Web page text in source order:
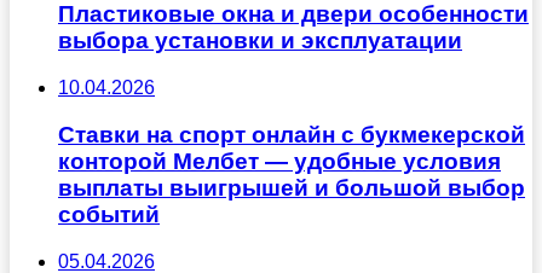
Пластиковые окна и двери особенности
выбора установки и эксплуатации
10.04.2026
Ставки на спорт онлайн с букмекерской
конторой Мелбет — удобные условия
выплаты выигрышей и большой выбор
событий
05.04.2026